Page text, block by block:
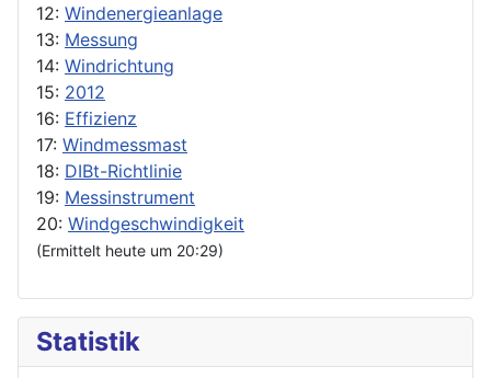
12: Windenergieanlage
13: Messung
14: Windrichtung
15: 2012
16: Effizienz
17: Windmessmast
18: DIBt-Richtlinie
19: Messinstrument
20: Windgeschwindigkeit
(Ermittelt heute um 20:29)
Statistik